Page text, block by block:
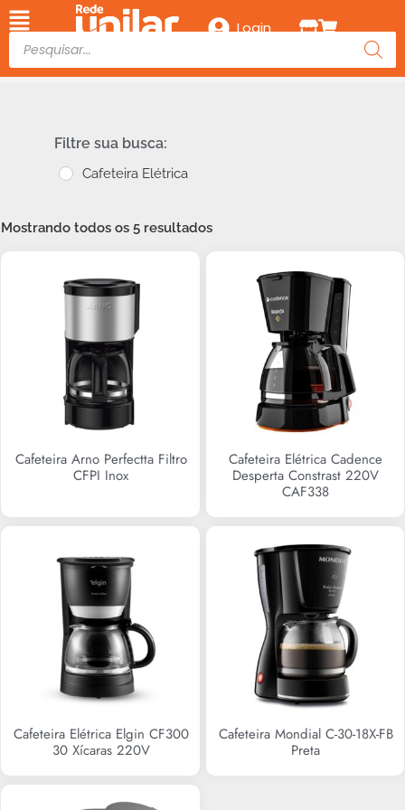
Login
Filtre sua busca:
Cafeteira Elétrica
Mostrando todos os 5 resultados
Cafeteira Arno Perfectta Filtro
CFPI Inox
Cafeteira Elétrica Cadence
Desperta Constrast 220V
CAF338
Cafeteira Elétrica Elgin CF300
30 Xícaras 220V
Cafeteira Mondial C-30-18X-FB
Preta